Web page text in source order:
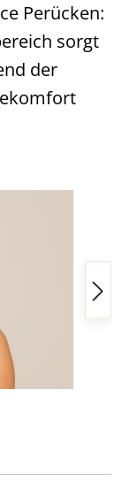
Perücken:
sorgt
der